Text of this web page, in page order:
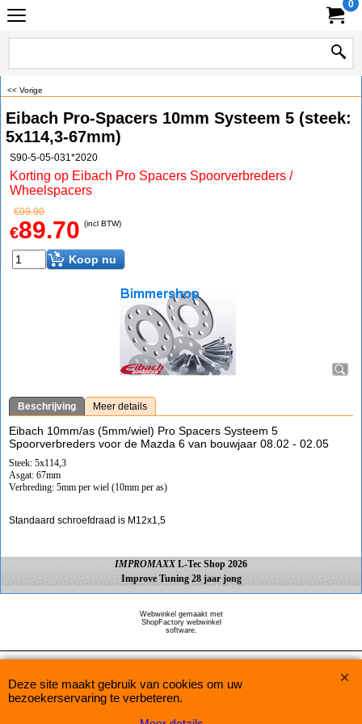
0
<< Vorige
Eibach Pro-Spacers 10mm Systeem 5 (steek:
5x114,3-67mm)
S90-5-05-031*2020
Korting op Eibach Pro Spacers Spoorverbreders /
Wheelspacers
€99.90
€89.70 (incl BTW)
Koop nu
Beschrijving Meer details
Eibach 10mm/as (5mm/wiel) Pro Spacers Systeem 5
Spoorverbreders voor de Mazda 6 van bouwjaar 08.02 - 02.05
Steek: 5x114,3
Asgat: 67mm
Verbreding: 5mm per wiel (10mm per as)
Standaard schroefdraad is M12x1,5
IMPROMAXX L-Tec Shop 2026
Improve Tuning 28 jaar jong
Webwinkel gemaakt met
ShopFactory webwinkel
software.
Deze site maakt gebruik van cookies om uw
bezoekerservaring te verbeteren.